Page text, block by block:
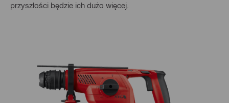
przyszłości będzie ich dużo więcej.